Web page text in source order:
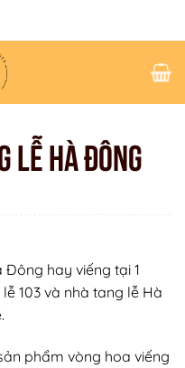
LỄ HÀ ĐÔNG
Đông hay viếng tại 1
103 và nhà tang lễ Hà
phẩm vòng hoa viếng